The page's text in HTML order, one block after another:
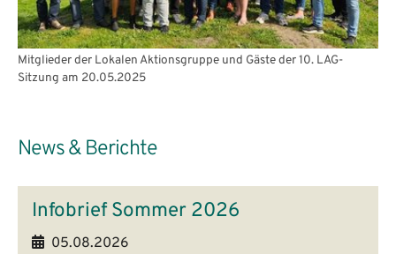
Mitglieder der Lokalen Aktionsgruppe und Gäste der 10. LAG-
Sitzung am 20.05.2025
News & Berichte
Infobrief Sommer 2026
05.08.2026